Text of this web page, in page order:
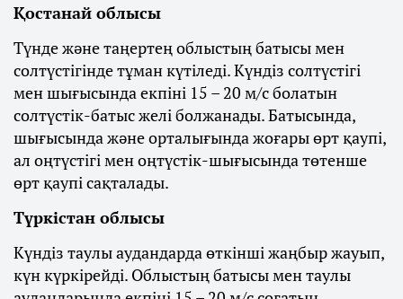
Қостанай облысы
Түнде және таңертең облыстың батысы мен
солтүстігінде тұман күтіледі. Күндіз солтүстігі
мен шығысында екпіні 15 – 20 м/с болатын
солтүстік-батыс желі болжанады. Батысында,
шығысында және орталығында жоғары өрт қаупі,
ал оңтүстігі мен оңтүстік-шығысында төтенше
өрт қаупі сақталады.
Түркістан облысы
Күндіз таулы аудандарда өткінші жаңбыр жауып,
күн күркірейді. Облыстың батысы мен таулы